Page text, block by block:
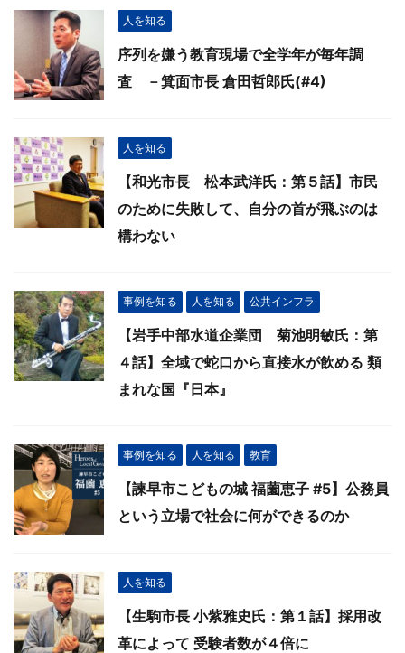
人を知る
序列を嫌う教育現場で全学年が毎年調
査 －箕面市長 倉田哲郎氏(#4)
人を知る
【和光市長 松本武洋氏：第５話】市民
のために失敗して、自分の首が飛ぶのは
構わない
事例を知る 人を知る 公共インフラ
【岩手中部水道企業団 菊池明敏氏：第
４話】全域で蛇口から直接水が飲める 類
まれな国『日本』
事例を知る 人を知る 教育
【諫早市こどもの城 福薗恵子 #5】公務員
という立場で社会に何ができるのか
人を知る
【生駒市長 小紫雅史氏：第１話】採用改
革によって 受験者数が４倍に